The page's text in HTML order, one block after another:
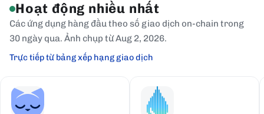
Hoạt động nhiều nhất
Các ứng dụng hàng đầu theo số giao dịch on-chain trong
30 ngày qua. Ảnh chụp từ Aug 2, 2026.
Trực tiếp từ bảng xếp hạng giao dịch